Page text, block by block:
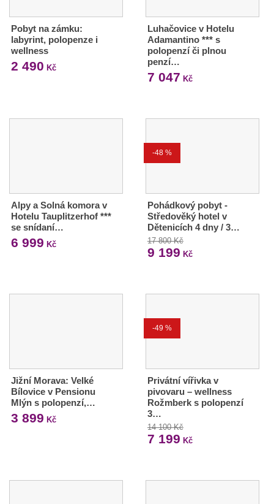
Pobyt na zámku:
labyrint, polopenze i
wellness
2 490 Kč
Luhačovice v Hotelu
Adamantino *** s
polopenzí či plnou
penzí…
7 047 Kč
Alpy a Solná komora v
Hotelu Tauplitzerhof ***
se snídaní…
6 999 Kč
-48 %
Pohádkový pobyt -
Středověký hotel v
Dětenicích 4 dny / 3…
17 800 Kč
9 199 Kč
Jižní Morava: Velké
Bílovice v Pensionu
Mlýn s polopenzí,…
3 899 Kč
-49 %
Privátní vířivka v
pivovaru – wellness
Rožmberk s polopenzí
3…
14 100 Kč
7 199 Kč